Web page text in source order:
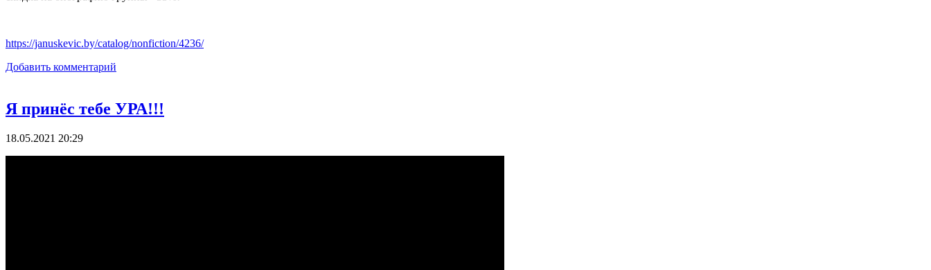
https://januskevic.by/catalog/nonfiction/4236/
Добавить комментарий
Я принёс тебе УРА!!!
18.05.2021 20:29